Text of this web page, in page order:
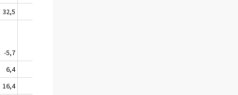
32,5
-5,7
6,4
16,4